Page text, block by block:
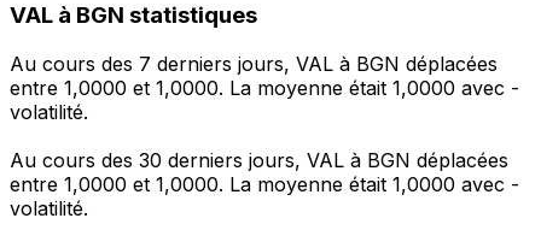
VAL à BGN statistiques
Au cours des 7 derniers jours, VAL à BGN déplacées
entre 1,0000 et 1,0000. La moyenne était 1,0000 avec -
volatilité.
Au cours des 30 derniers jours, VAL à BGN déplacées
entre 1,0000 et 1,0000. La moyenne était 1,0000 avec -
volatilité.